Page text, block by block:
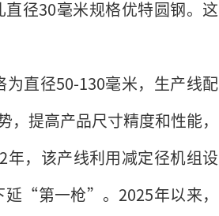
径30毫米规格优特圆钢。这
直径50-130毫米，生产线配
，提高产品尺寸精度和性能，
年，该产线利用减定径机组设
延“第一枪”。2025年以来，